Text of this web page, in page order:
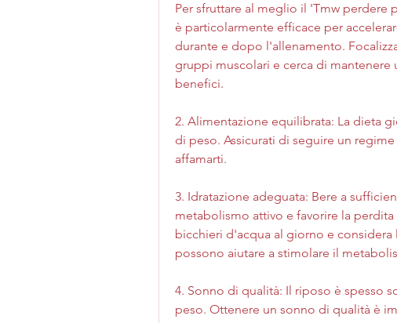
Per sfruttare al meglio il 'Tmw perdere
è particolarmente efficace per
durante e dopo l'allenamento.
gruppi muscolari e cerca di mantenere
benefici.
2. Alimentazione equilibrata: La dieta
di peso. Assicurati di seguire un
affamarti.
3. Idratazione adeguata: Bere a
metabolismo attivo e favorire la
bicchieri d'acqua al giorno e
possono aiutare a stimolare il
4. Sonno di qualità: Il riposo è spesso
peso. Ottenere un sonno di qualità è